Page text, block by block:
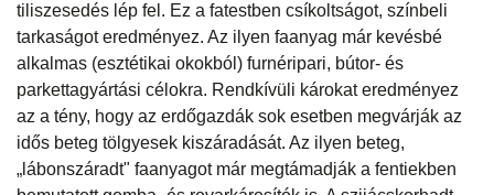
tiliszesedés lép fel. Ez a fatestben csíkoltságot, színbeli
tarkaságot eredményez. Az ilyen faanyag már kevésbé
alkalmas (esztétikai okokból) furnéripari, bútor- és
parkettagyártási célokra. Rendkívüli károkat eredményez
az a tény, hogy az erdőgazdák sok esetben megvárják az
idős beteg tölgyesek kiszáradását. Az ilyen beteg,
„lábonszáradt" faanyagot már megtámadják a fentiekben